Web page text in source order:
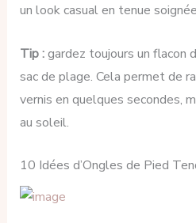
un look casual en tenue
Tip :gardez toujours un flacon
sac de plage. Cela permet de
vernis en quelques secondes,
au soleil.
10 Idées d’Ongles de Pied